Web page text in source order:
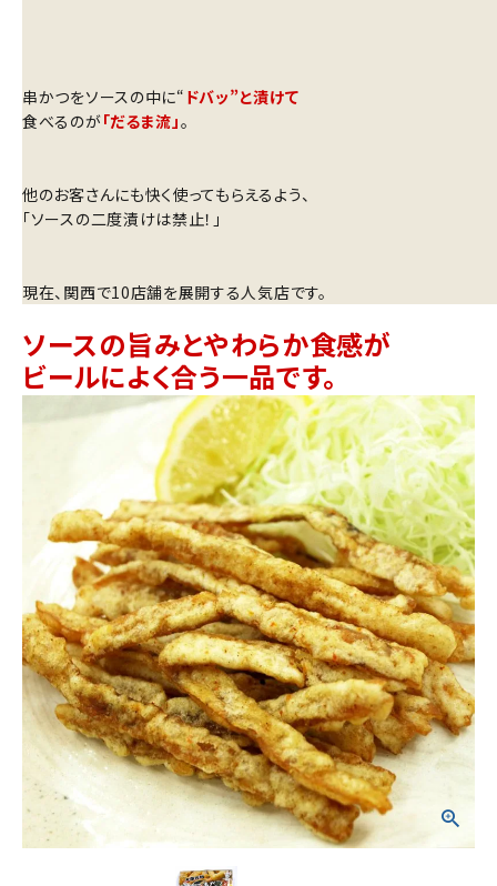
串かつをソースの中に“ ドバッ”と漬けて
食べるのが「だるま流」。
他のお客さんにも快く使ってもらえるよう、
「ソースの二度漬けは禁止！」
現在、関西で10店舗を展開する人気店です。
ソースの旨みとやわらか食感が
ビールによく合う一品です。